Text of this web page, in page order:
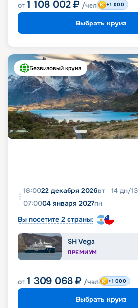
от 1 108 002 ₽ /чел +1 000
Выбрать круиз
Безвизовый круиз
18:0022 декабря 2026вт 14 дн/13
07:0004 января 2027пн
Вы посетите 2 страны:
SH Vega
ПРЕМИУМ
от 1 309 068 ₽ /чел +1 000
Выбрать круиз